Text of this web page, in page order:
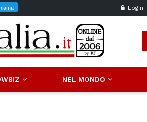
Login
NEL MONDO